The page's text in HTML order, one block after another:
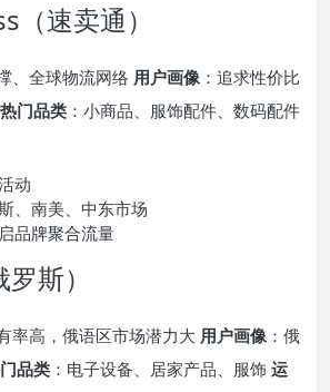
（速卖通）
、全球物流网络 用户画像：追求性价比
热门品类 ：小商品、服饰配件、数码配件
动
、南美、中东市场
品牌聚合流量
斯）
率高，俄语区市场潜力大 用户画像：俄
品类 ：电子设备、居家产品、服饰 运